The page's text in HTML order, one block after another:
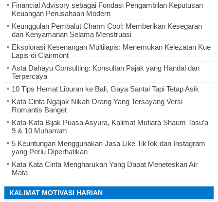
Financial Advisory sebagai Fondasi Pengambilan Keputusan
Keuangan Perusahaan Modern
Keunggulan Pembalut Charm Cool: Memberikan Kesegaran
dan Kenyamanan Selama Menstruasi
Eksplorasi Kesenangan Multilapis: Menemukan Kelezatan Kue
Lapis di Clairmont
Asta Dahayu Consulting: Konsultan Pajak yang Handal dan
Terpercaya
10 Tips Hemat Liburan ke Bali, Gaya Santai Tapi Tetap Asik
Kata Cinta Ngajak Nikah Orang Yang Tersayang Versi
Romantis Banget
Kata-Kata Bijak Puasa Asyura, Kalimat Mutiara Shaum Tasu’a
9 & 10 Muharram
5 Keuntungan Menggunakan Jasa Like TikTok dan Instagram
yang Perlu Diperhatikan
Kata Kata Cinta Mengharukan Yang Dapat Meneteskan Air
Mata
KALIMAT MOTIVASI HARIAN